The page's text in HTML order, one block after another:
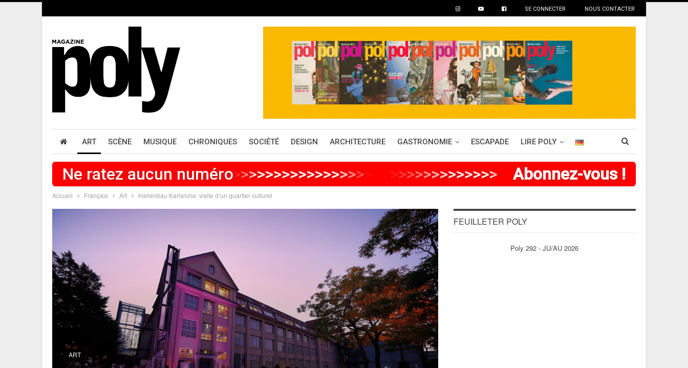
SE CONNECTER NOUS CONTACTER
ART SCÈNE MUSIQUE CHRONIQUES SOCIÉTÉ DESIGN ARCHITECTURE GASTRONOMIE ESCAPADE LIRE POLY
Ne ratez aucun numéro>>>>>>>>>>>>>>>> >>>>>>>>> >>> Abonnez-vous !
Accueil Français Art Hallenbau Karlsruhe: visite d’un quartier culturel
ART
FEUILLETER POLY
Poly 292 - JU/AU 2026